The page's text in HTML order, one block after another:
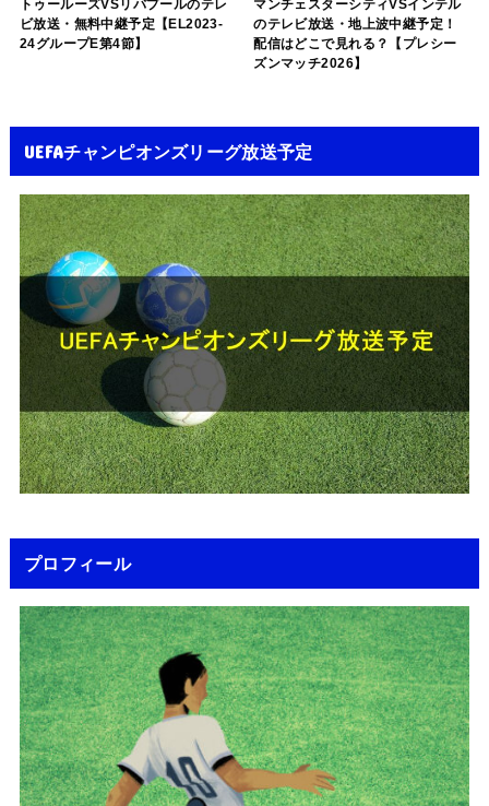
トゥールーズVSリバプールのテレ
ビ放送・無料中継予定【EL2023-
24グループE第4節】
マンチェスターシティVSインテル
のテレビ放送・地上波中継予定！
配信はどこで見れる？【プレシー
ズンマッチ2026】
UEFAチャンピオンズリーグ放送予定
プロフィール